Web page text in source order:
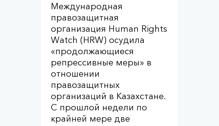
Международная
правозащитная
организация Human Rights
Watch (HRW) осудила
«продолжающиеся
репрессивные меры» в
отношении
правозащитных
организаций в Казахстане.
С прошлой недели по
крайней мере две